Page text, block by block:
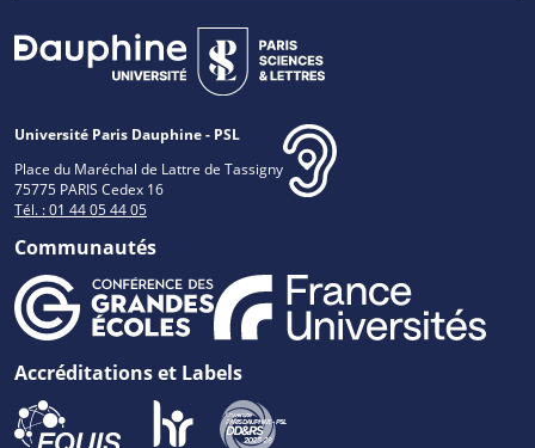
Université Paris Dauphine - PSL
Place du Maréchal de Lattre de Tassigny
75775 PARIS Cedex 16
Tél. : 01 44 05 44 05
Communautés
Accréditations et Labels